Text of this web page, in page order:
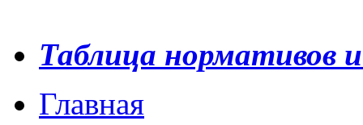
Таблица нормативов
Главная